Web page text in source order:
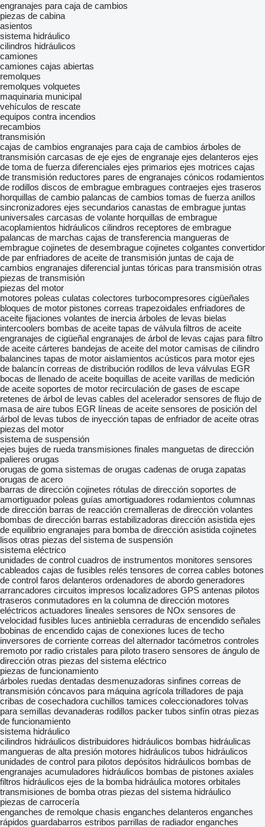
engranajes para caja de cambios
piezas de cabina
asientos
sistema hidráulico
cilindros hidráulicos
camiones
camiones cajas abiertas
remolques
remolques volquetes
maquinaria municipal
vehículos de rescate
equipos contra incendios
recambios
transmisión
cajas de cambios engranajes para caja de cambios árboles de
transmisión carcasas de eje ejes de engranaje ejes delanteros ejes
de toma de fuerza diferenciales ejes primarios ejes motrices cajas
de transmisión reductores pares de engranajes cónicos rodamientos
de rodillos discos de embrague embragues contraejes ejes traseros
horquillas de cambio palancas de cambios tomas de fuerza anillos
sincronizadores ejes secundarios canastas de embrague juntas
universales carcasas de volante horquillas de embrague
acoplamientos hidráulicos cilindros receptores de embrague
palancas de marchas cajas de transferencia mangueras de
embrague cojinetes de desembrague cojinetes colgantes convertidor
de par enfriadores de aceite de transmisión juntas de caja de
cambios engranajes diferencial juntas tóricas para transmisión otras
piezas de transmisión
piezas del motor
motores poleas culatas colectores turbocompresores cigüeñales
bloques de motor pistones correas trapezoidales enfriadores de
aceite fijaciones volantes de inercia árboles de levas bielas
intercoolers bombas de aceite tapas de válvula filtros de aceite
engranajes de cigüeñal engranajes de árbol de levas cajas para filtro
de aceite cárteres bandejas de aceite del motor camisas de cilindro
balancines tapas de motor aislamientos acústicos para motor ejes
de balancín correas de distribución rodillos de leva válvulas EGR
bocas de llenado de aceite boquillas de aceite varillas de medición
de aceite soportes de motor recirculación de gases de escape
retenes de árbol de levas cables del acelerador sensores de flujo de
masa de aire tubos EGR líneas de aceite sensores de posición del
árbol de levas tubos de inyección tapas de enfriador de aceite otras
piezas del motor
sistema de suspensión
ejes bujes de rueda transmisiones finales manguetas de dirección
palieres orugas
orugas de goma sistemas de orugas cadenas de oruga zapatas
orugas de acero
barras de dirección cojinetes rótulas de dirección soportes de
amortiguador poleas guías amortiguadores rodamientos columnas
de dirección barras de reacción cremalleras de dirección volantes
bombas de dirección barras estabilizadoras dirección asistida ejes
de equilibrio engranajes para bomba de dirección asistida cojinetes
lisos otras piezas del sistema de suspensión
sistema eléctrico
unidades de control cuadros de instrumentos monitores sensores
cableados cajas de fusibles relés tensores de correa cables botones
de control faros delanteros ordenadores de abordo generadores
arrancadores circuitos impresos localizadores GPS antenas pilotos
traseros conmutadores en la columna de dirección motores
eléctricos actuadores lineales sensores de NOx sensores de
velocidad fusibles luces antiniebla cerraduras de encendido señales
bobinas de encendido cajas de conexiones luces de techo
inversores de corriente correas del alternador tacómetros controles
remoto por radio cristales para piloto trasero sensores de ángulo de
dirección otras piezas del sistema eléctrico
piezas de funcionamiento
árboles ruedas dentadas desmenuzadoras sinfines correas de
transmisión cóncavos para máquina agrícola trilladores de paja
cribas de cosechadora cuchillos tamices coleccionadores tolvas
para semillas devanaderas rodillos packer tubos sinfín otras piezas
de funcionamiento
sistema hidráulico
cilindros hidráulicos distribuidores hidráulicos bombas hidráulicas
mangueras de alta presión motores hidráulicos tubos hidráulicos
unidades de control para pilotos depósitos hidráulicos bombas de
engranajes acumuladores hidráulicos bombas de pistones axiales
filtros hidráulicos ejes de la bomba hidráulica motores orbitales
transmisiones de bomba otras piezas del sistema hidráulico
piezas de carrocería
enganches de remolque chasis enganches delanteros enganches
rápidos guardabarros estribos parrillas de radiador enganches